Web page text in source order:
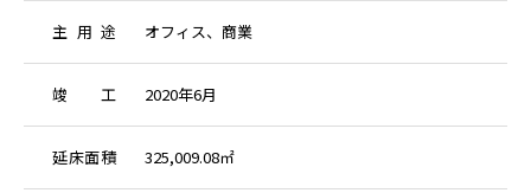
主 用 途 オフィス、商業
竣 工 2020年6月
延床面積 325,009.08㎡